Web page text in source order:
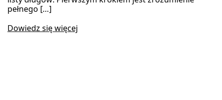
pełnego […]
Dowiedz się więcej